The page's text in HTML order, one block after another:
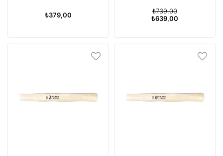
₺379,00 ₺639,00
₺739,00